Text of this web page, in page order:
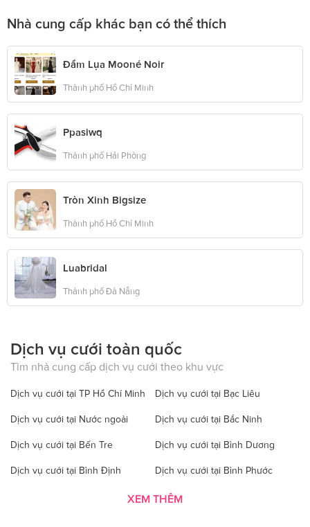
Nhà cung cấp khác bạn có thể thích
Đầm Lụa Mooné Noir
Thành phố Hồ Chí Minh
Ppasiwq
Thành phố Hải Phòng
Tròn Xinh Bigsize
Thành phố Hồ Chí Minh
Luabridal
Thành phố Đà Nẵng
Dịch vụ cưới toàn quốc
Tìm nhà cung cấp dịch vụ cưới theo khu vực
Dịch vụ cưới tại TP Hồ Chí Minh Dịch vụ cưới tại Bạc Liêu
Dịch vụ cưới tại Nước ngoài Dịch vụ cưới tại Bắc Ninh
Dịch vụ cưới tại Bến Tre Dịch vụ cưới tại Bình Dương
Dịch vụ cưới tại Bình Định Dịch vụ cưới tại Bình Phước
Dịch vụ cưới tại Bình Thuận Dịch vụ cưới tại Cà Mau
XEM THÊM